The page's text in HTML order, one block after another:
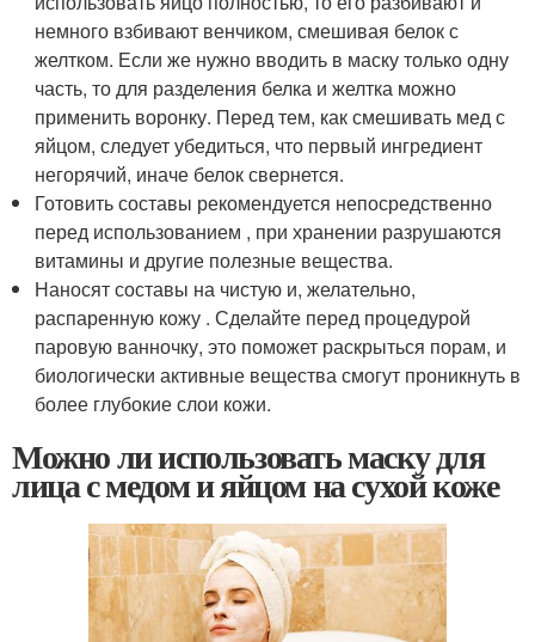
немного взбивают венчиком, смешивая белок с
желтком. Если же нужно вводить в маску только одну
часть, то для разделения белка и желтка можно
применить воронку. Перед тем, как смешивать мед с
яйцом, следует убедиться, что первый ингредиент
негорячий, иначе белок свернется.
Готовить составы рекомендуется непосредственно
перед использованием , при хранении разрушаются
витамины и другие полезные вещества.
Наносят составы на чистую и, желательно,
распаренную кожу . Сделайте перед процедурой
паровую ванночку, это поможет раскрыться порам, и
биологически активные вещества смогут проникнуть в
более глубокие слои кожи.
Можно ли использовать маску для
лица с медом и яйцом на сухой коже